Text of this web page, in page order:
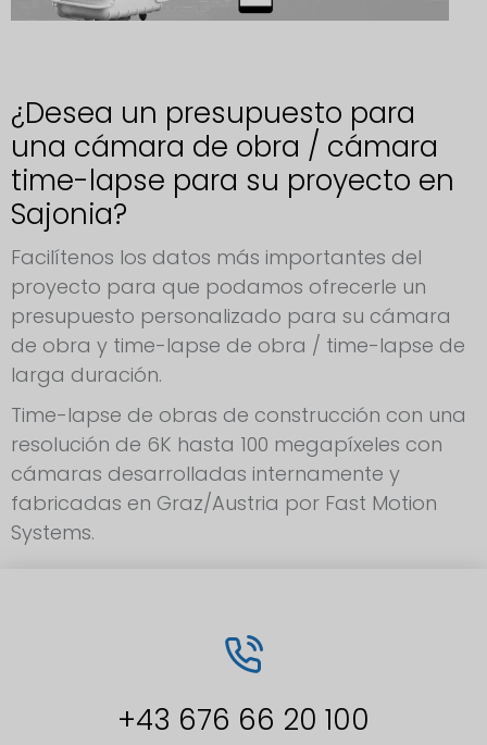
¿Desea un presupuesto para
una cámara de obra / cámara
time-lapse para su proyecto en
Sajonia?
Facilítenos los datos más importantes del
proyecto para que podamos ofrecerle un
presupuesto personalizado para su cámara
de obra y time-lapse de obra / time-lapse de
larga duración.
Time-lapse de obras de construcción con una
resolución de 6K hasta 100 megapíxeles con
cámaras desarrolladas internamente y
fabricadas en Graz/Austria por Fast Motion
Systems.
+43 676 66 20 100